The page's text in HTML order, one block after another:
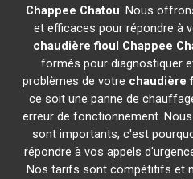
Chappee Chatou. Nous
et efficaces pour répondre à
chaudière fioul Chappee
formés pour diagnostiquer
problèmes de votre chaudière
ce soit une panne de
erreur de fonctionnement.
sont importants, c'est
répondre à vos appels
Nos tarifs sont compétitifs et